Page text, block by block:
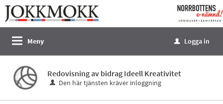
Välkommen
till
tjänster
Norrbottens
enämnd
Meny u Logga in
Redovisning av bidrag Ideell Kreativitet
Den här tjänsten kräver inloggning